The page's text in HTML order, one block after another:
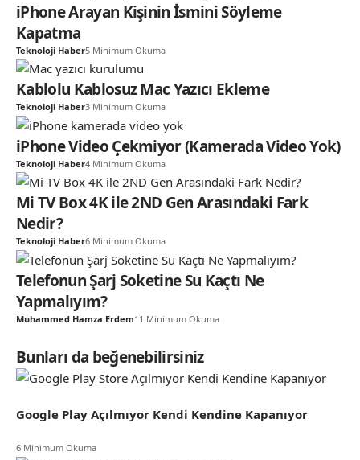
iPhone Arayan Kişinin İsmini Söyleme
Kapatma
Teknoloji Haber5 Minimum Okuma
Kablolu Kablosuz Mac Yazıcı Ekleme
Teknoloji Haber3 Minimum Okuma
iPhone Video Çekmiyor (Kamerada Video Yok)
Teknoloji Haber4 Minimum Okuma
Mi TV Box 4K ile 2ND Gen Arasındaki Fark
Nedir?
Teknoloji Haber6 Minimum Okuma
Telefonun Şarj Soketine Su Kaçtı Ne
Yapmalıyım?
Muhammed Hamza Erdem11 Minimum Okuma
Bunları da beğenebilirsiniz
Google Play Açılmıyor Kendi Kendine Kapanıyor
6 Minimum Okuma